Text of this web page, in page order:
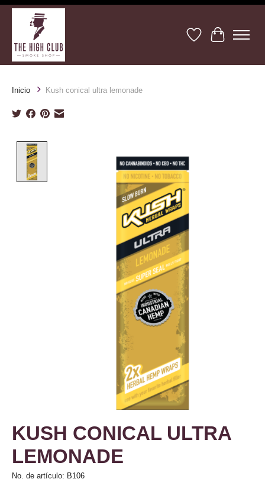
Lista de deseos
Cesta
Inicio Kush conical ultra lemonade
KUSH CONICAL ULTRA
LEMONADE
No. de artículo: B106